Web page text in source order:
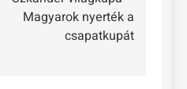
Magyarok nyerték a
csapatkupát